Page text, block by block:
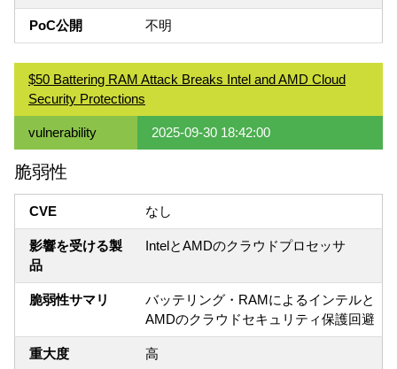
PoC公開 不明
$50 Battering RAM Attack Breaks Intel and AMD Cloud
Security Protections
vulnerability 2025-09-30 18:42:00
脆弱性
CVE なし
影響を受ける製
品
IntelとAMDのクラウドプロセッサ
脆弱性サマリ
バッテリング・RAMによるインテルと
AMDのクラウドセキュリティ保護回避
重大度 高